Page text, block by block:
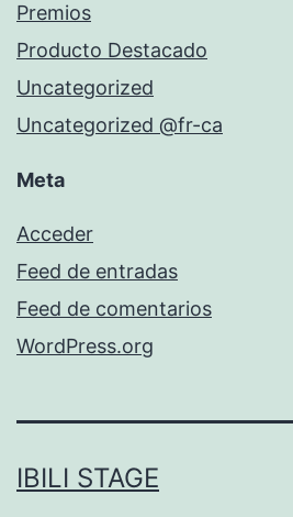
Premios
Producto Destacado
Uncategorized
Uncategorized @fr-ca
Meta
Acceder
Feed de entradas
Feed de comentarios
WordPress.org
IBILI STAGE